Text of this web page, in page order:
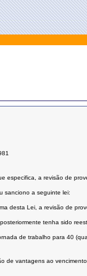
especifica, a revisão de
sanciono a seguinte lei:
desta Lei, a revisão de
tenha sido
de trabalho para 40
de vantagens ao